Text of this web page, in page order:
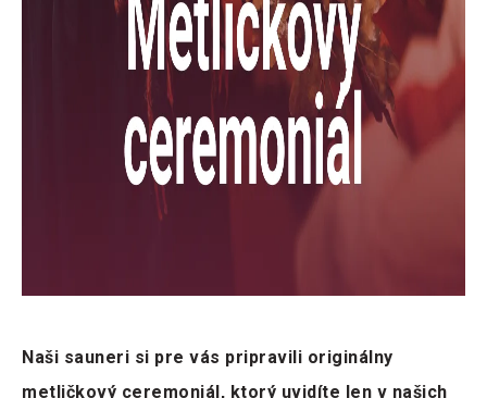
Naši sauneri si pre vás pripravili originálny
metličkový ceremoniál, ktorý uvidíte len v našich